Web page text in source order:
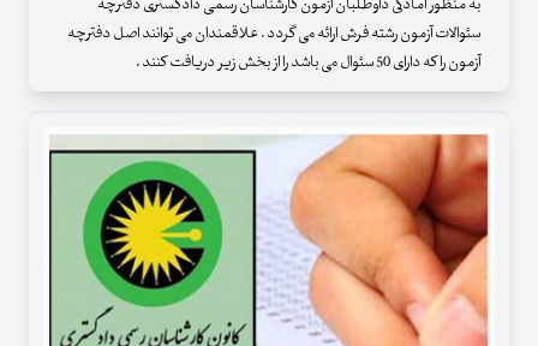
به منظور آمادگی داوطلبان آزمون کارشناسان رسمی دادگستری دفترچه
سئوالات آزمون رشته فرش ارائه می گردد . علاقمندان می توانند اصل دفترچه
آزمون را که دارای 50 سئوال می باشد را از بخش زیر دریافت کنند .